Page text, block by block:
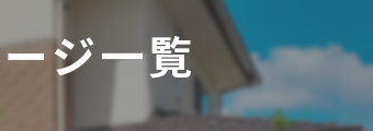
ジ一覧